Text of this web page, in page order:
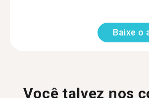
Baixe o
Você talvez nos